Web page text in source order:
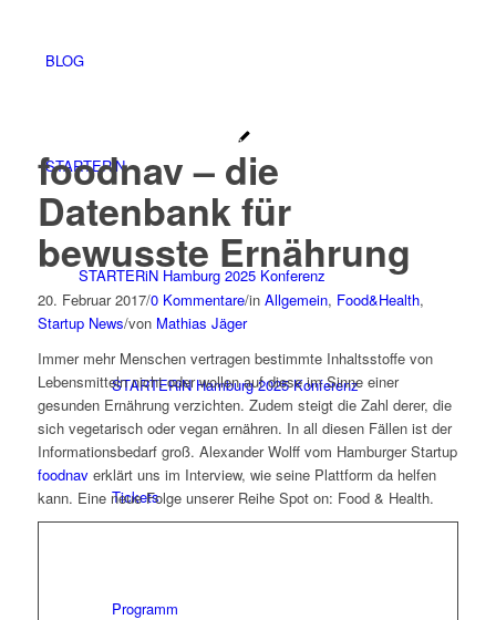
BLOG
STARTERiN
STARTERiN Hamburg 2025 Konferenz
STARTERiN Hamburg 2025 Konferenz
Tickets
Programm
foodnav – die
Datenbank für
bewusste Ernährung
20. Februar 2017/0 Kommentare/in Allgemein, Food&Health,
Startup News/von Mathias Jäger
Immer mehr Menschen vertragen bestimmte Inhaltsstoffe von
Lebensmitteln nicht oder wollen auf diese im Sinne einer
gesunden Ernährung verzichten. Zudem steigt die Zahl derer, die
sich vegetarisch oder vegan ernähren. In all diesen Fällen ist der
Informationsbedarf groß. Alexander Wolff vom Hamburger Startup
foodnaverklärt uns im Interview, wie seine Plattform da helfen
kann. Eine neue Folge unserer Reihe Spot on: Food & Health.